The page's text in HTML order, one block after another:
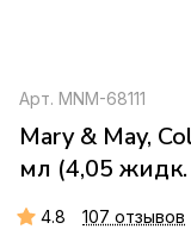
Арт. MNM-68111
Mary & May,
мл (4,05
4.8 107 отзывов